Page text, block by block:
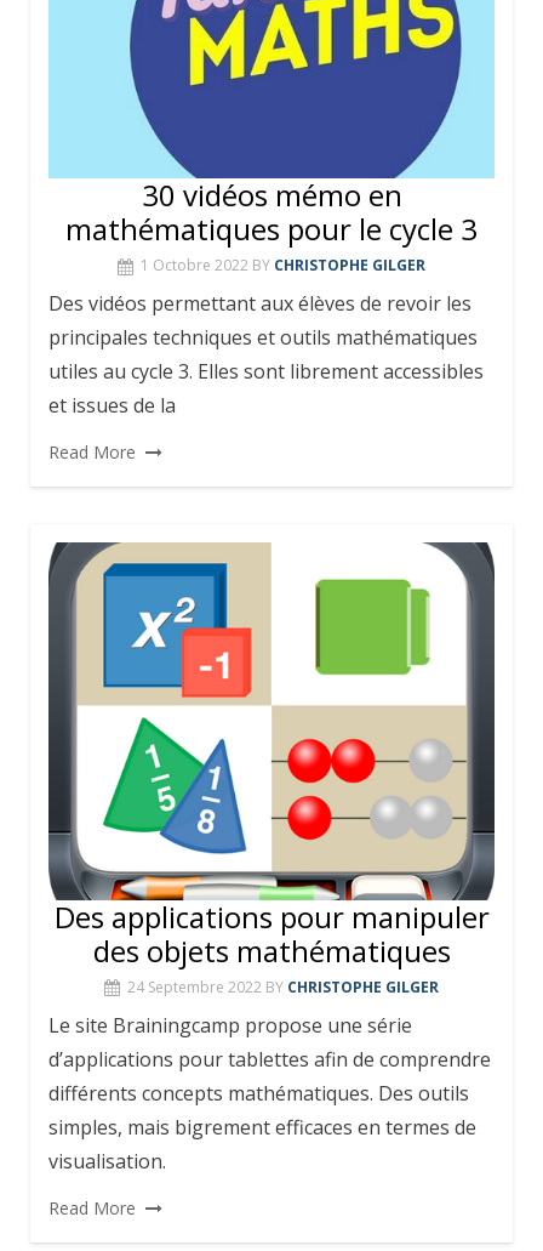
30 vidéos mémo en
mathématiques pour le cycle 3
1 Octobre 2022 BY CHRISTOPHE GILGER
Des vidéos permettant aux élèves de revoir les
principales techniques et outils mathématiques
utiles au cycle 3. Elles sont librement accessibles
et issues de la
Read More
Des applications pour manipuler
des objets mathématiques
24 Septembre 2022 BY CHRISTOPHE GILGER
Le site Brainingcamp propose une série
d’applications pour tablettes afin de comprendre
différents concepts mathématiques. Des outils
simples, mais bigrement efficaces en termes de
visualisation.
Read More